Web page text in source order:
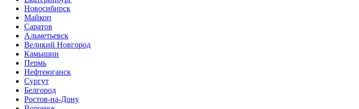
Новосибирск
Майкоп
Саратов
Альметьевск
Великий Новгород
Камышин
Пермь
Нефтеюганск
Сургут
Белгород
Ростов-на-Дону